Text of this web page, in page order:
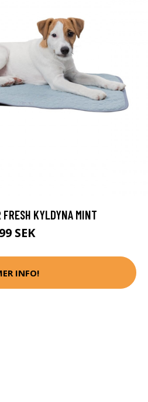
KYLDYNA MINT
99 SEK
INFO!